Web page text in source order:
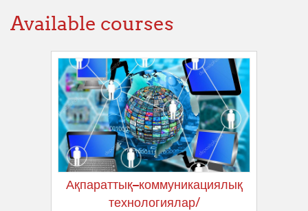
Available courses
Ақпараттық–коммуникациялық
технологиялар/